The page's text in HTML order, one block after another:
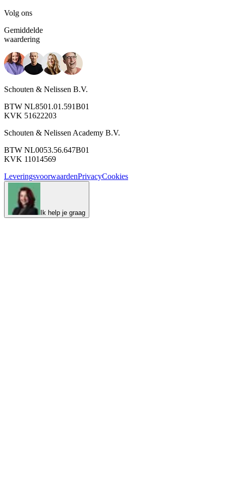
Volg ons
Gemiddelde
waardering
Schouten & Nelissen B.V.
BTW NL8501.01.591B01
KVK 51622203
Schouten & Nelissen Academy B.V.
BTW NL0053.56.647B01
KVK 11014569
LeveringsvoorwaardenPrivacyCookies
Ik help je graag